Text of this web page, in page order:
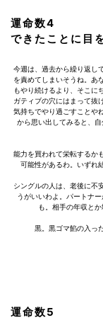
運命数4
できたことに目
今週は、過去から繰り返し
を責めてしまいそうね。あ
もやり続けるより、そこに
ガティブの穴にはまって抜
気持ちでやり過ごすことや
から思い出してみると、
能力を買われて栄転するか
可能性があるわ。いずれ
シングルの人は、老後に不
うがいいわよ。パートナ
も。相手の年収と
黒。黒ゴマ餡の入っ
運命数5